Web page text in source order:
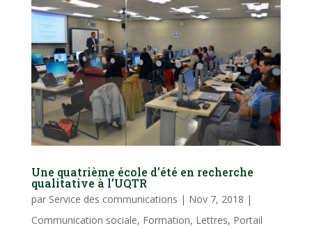
Une quatrième école d’été en recherche
qualitative à l’UQTR
par Service des communications | Nov 7, 2018 |
Communication sociale, Formation, Lettres, Portail